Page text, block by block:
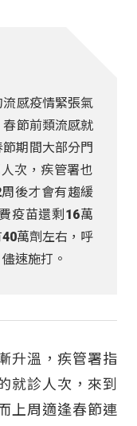
感疫情緊張氣
節前類流感就
期間大部分門
次，疾管署也
後才會有趨緩
疫苗還剩16萬
萬劑左右，呼
速施打。
升溫，疾管署指
就診人次，來到
上周適逢春節連